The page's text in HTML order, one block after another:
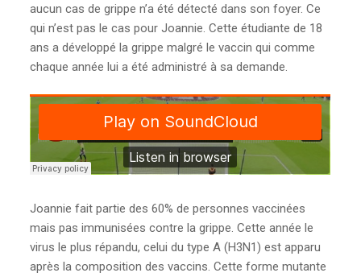
aucun cas de grippe n’a été détecté dans son foyer. Ce
qui n’est pas le cas pour Joannie. Cette étudiante de 18
ans a développé la grippe malgré le vaccin qui comme
chaque année lui a été administré à sa demande.
Joannie fait partie des 60% de personnes vaccinées
mais pas immunisées contre la grippe. Cette année le
virus le plus répandu, celui du type A (H3N1) est apparu
après la composition des vaccins. Cette forme mutante